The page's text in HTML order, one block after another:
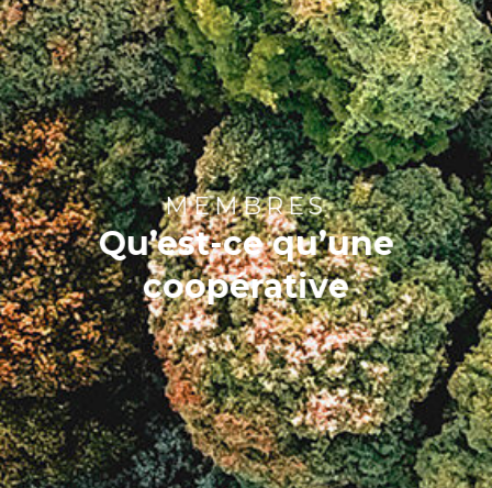
MEMBRES
Qu’est-ce qu’une
coopérative